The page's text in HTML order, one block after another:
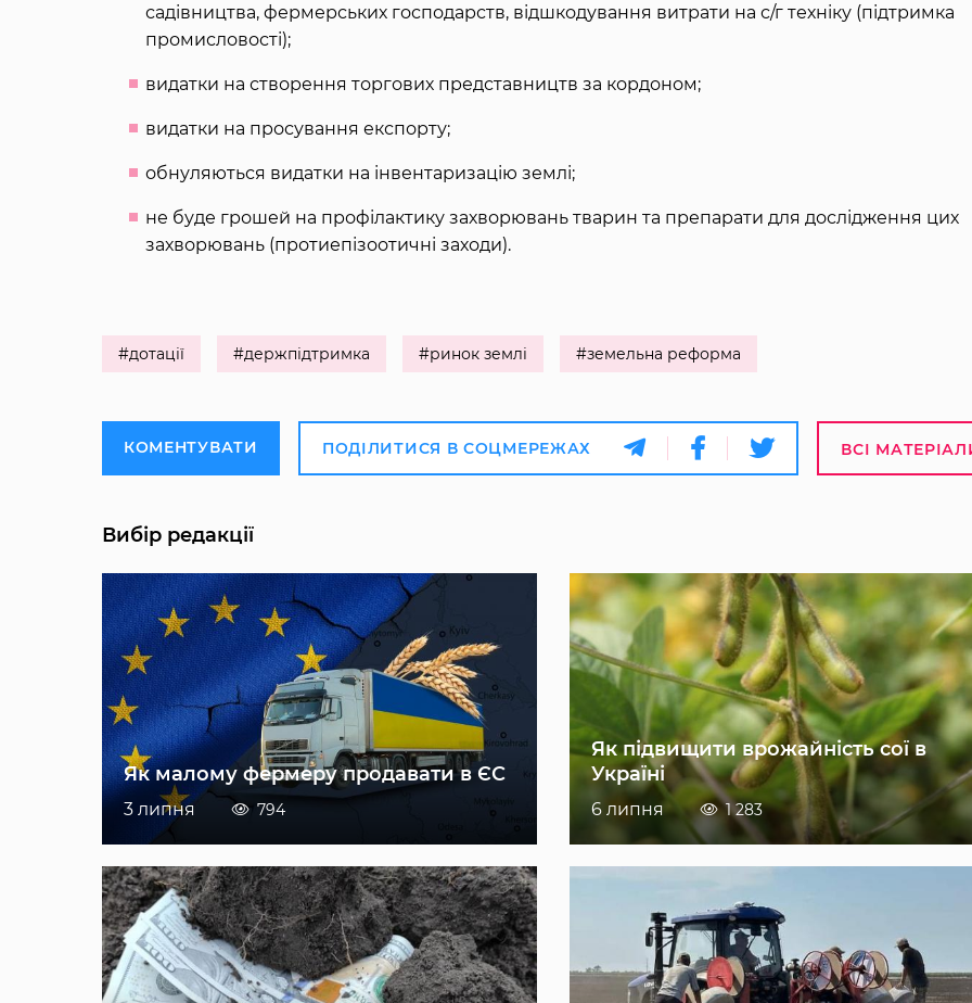
садівництва, фермерських господарств, відшкодування витрати на с/г техніку (підтримка
промисловості);
видатки на створення торгових представництв за кордоном;
видатки на просування експорту;
обнуляються видатки на інвентаризацію землі;
не буде грошей на профілактику захворювань тварин та препарати для дослідження цих
захворювань (протиепізоотичні заходи).
#дотації #держпідтримка #ринок землі #земельна реформа
КОМЕНТУВАТИ ПОДІЛИТИСЯ В СОЦМЕРЕЖАХ ВСІ
Вибір редакції
Як малому фермеру продавати в ЄС
3 липня 794
Як підвищити врожайність сої в
Україні
6 липня 1 283